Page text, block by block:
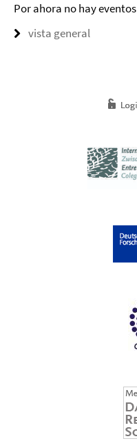
Por ahora no hay eventos
vista general